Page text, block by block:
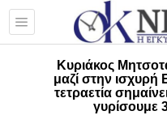
Κυριάκος
μαζί στην ισχυρή
τετραετία
γυρίσουμε